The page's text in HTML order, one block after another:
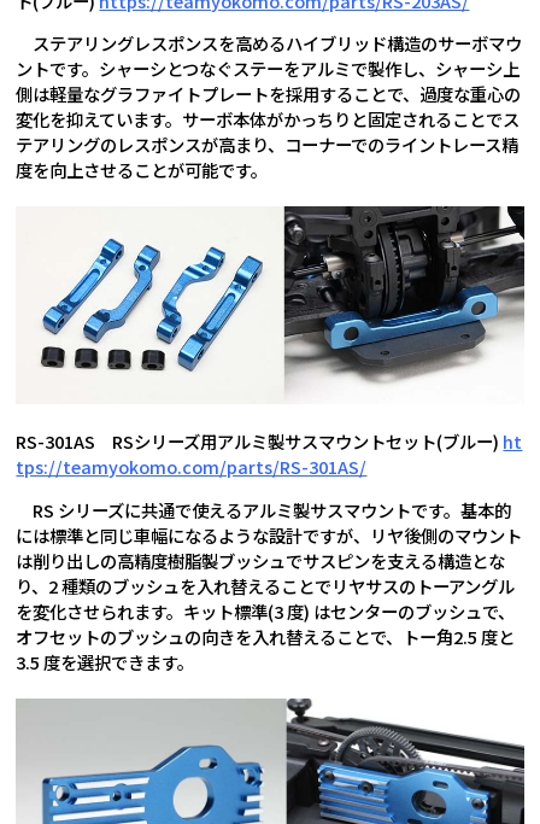
ステアリングレスポンスを高めるハイブリッド構造のサーボマウ
ントです。シャーシとつなぐステーをアルミで製作し、シャーシ上
側は軽量なグラファイトプレートを採用することで、過度な重心の
変化を抑えています。サーボ本体がかっちりと固定されることでス
テアリングのレスポンスが高まり、コーナーでのライントレース精
度を向上させることが可能です。
RS-301AS RSシリーズ用アルミ製サスマウントセット(ブルー) ht
tps://teamyokomo.com/parts/RS-301AS/
RS シリーズに共通で使えるアルミ製サスマウントです。基本的
には標準と同じ車幅になるような設計ですが、リヤ後側のマウント
は削り出しの高精度樹脂製ブッシュでサスピンを支える構造とな
り、2 種類のブッシュを入れ替えることでリヤサスのトーアングル
を変化させられます。キット標準(3 度) はセンターのブッシュで、
オフセットのブッシュの向きを入れ替えることで、トー角2.5 度と
3.5 度を選択できます。